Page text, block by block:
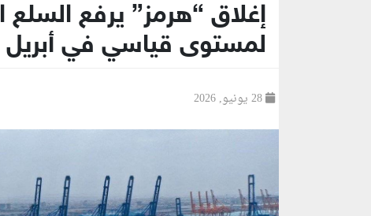
إغلاق “هرمز” يرفع
لمستوى قياسي في أبريل